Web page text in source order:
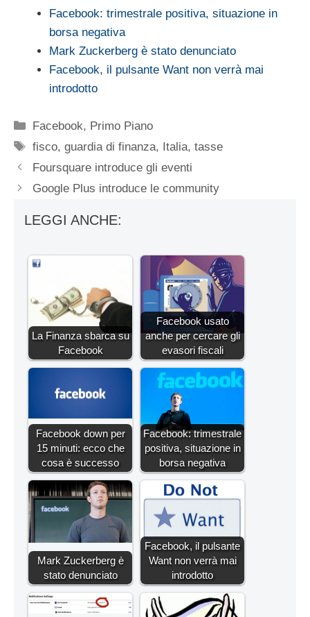
Facebook: trimestrale positiva, situazione in
borsa negativa
Mark Zuckerberg è stato denunciato
Facebook, il pulsante Want non verrà mai
introdotto
Categorie
Facebook, Primo Piano
Tag
fisco,guardia di finanza, Italia,tasse
Foursquare introduce gli eventi
Google Plus introduce le community
LEGGI ANCHE:
La Finanza sbarca su
Facebook
Facebook usato
anche per cercare gli
evasori fiscali
Facebook down per
15 minuti: ecco che
cosa è successo
Facebook: trimestrale
positiva, situazione in
borsa negativa
Mark Zuckerberg è
stato denunciato
Facebook, il pulsante
Want non verrà mai
introdotto